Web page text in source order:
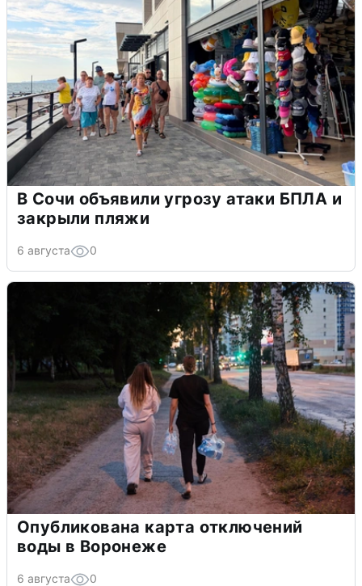
В Сочи объявили угрозу атаки БПЛА и
закрыли пляжи
6 августа 0
Опубликована карта отключений
воды в Воронеже
6 августа 0